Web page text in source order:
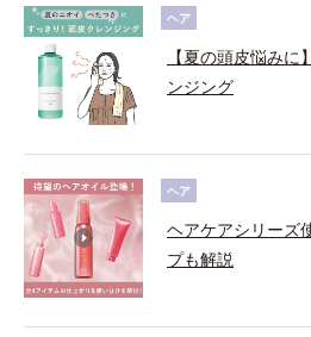
ヘア
【夏の頭皮悩み
ンジング
ヘア
ヘアケアシリーズ
プも解説